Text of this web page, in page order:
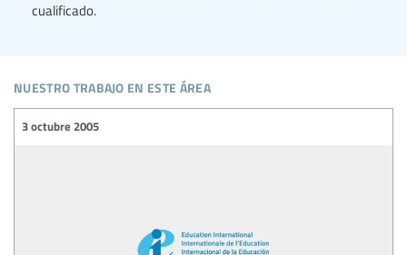
cualificado.
nuestro trabajo en este área
3 octubre 2005